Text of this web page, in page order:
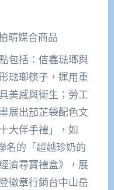
晴媒合商品
包括：佶鑫琺瑯與
琺瑯筷子，運用重
美感與衛生；勞工
展出茄芷袋配色文
大伴手禮」，如
名的「超越珍奶的
濟尋寶禮盒》，展
徽章行銷台中山岳